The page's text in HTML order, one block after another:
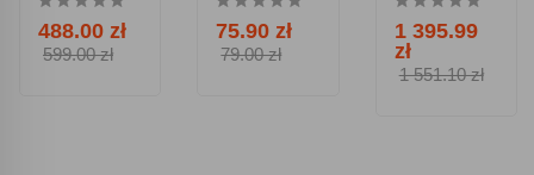
Kettlebell
Sapphire
SG-3011 2-
488.00 zł
599.00 zł
2 X 2 Kg
75.90 zł
79.00 zł
1 395.99
zł
1 551.10 zł